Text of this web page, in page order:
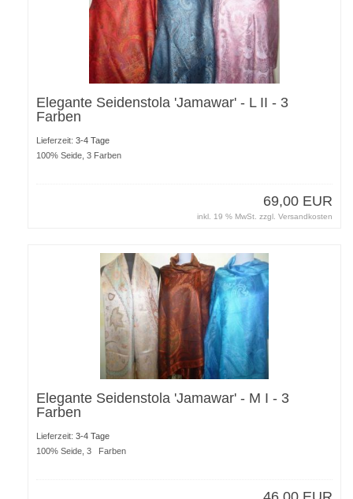
Elegante Seidenstola 'Jamawar' - L II - 3
Farben
Lieferzeit: 3-4 Tage
100% Seide, 3 Farben
69,00 EUR
inkl. 19 % MwSt. zzgl. Versandkosten
Elegante Seidenstola 'Jamawar' - M I - 3
Farben
Lieferzeit: 3-4 Tage
100% Seide, 3 Farben